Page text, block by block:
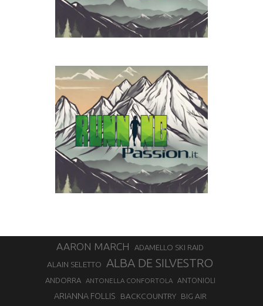
AARON MARCH ADAMELLO SKI RAID
ALAIN SELETTO ALBA DE SILVESTRO
ANDORRA ANTONELLA CONFORTOLA ANTONIOLI
ARIANNA FOLLIS BACKCOUNTRY BIG AIR